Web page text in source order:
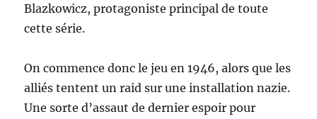
Blazkowicz, protagoniste principal de toute
cette série.
On commence donc le jeu en 1946, alors que les
alliés tentent un raid sur une installation nazie.
Une sorte d’assaut de dernier espoir pour